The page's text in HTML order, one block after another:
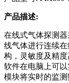
产品描述:
在线式气体探测
线气体进行连续
构，灵敏度及精
软件在电脑上可
模块将实时的监测